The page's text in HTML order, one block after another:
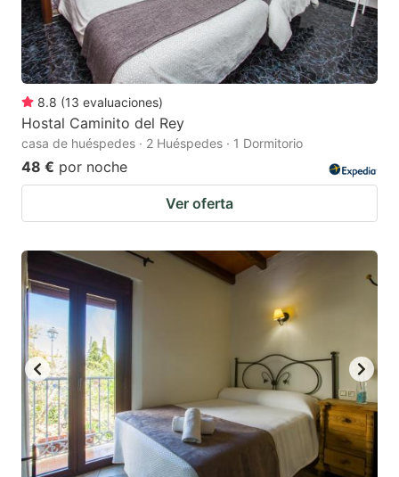
keyboard
shortcuts
for
changing
dates.
keyboard
shortcuts
for
8.8 (13 evaluaciones)
Hostal Caminito del Rey
casa de huéspedes · 2 Huéspedes · 1 Dormitorio
48 € por noche
Ver oferta